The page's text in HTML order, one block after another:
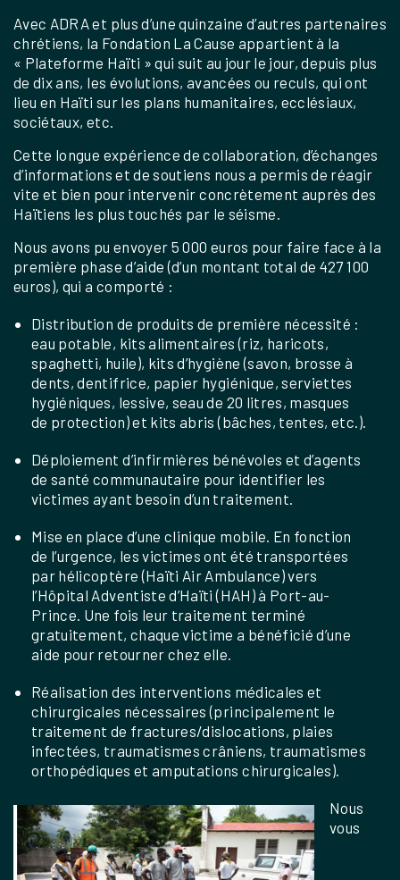
Avec ADRA et plus d’une quinzaine d’autres partenaires
chrétiens, la Fondation La Cause appartient à la
« Plateforme Haïti » qui suit au jour le jour, depuis plus
de dix ans, les évolutions, avancées ou reculs, qui ont
lieu en Haïti sur les plans humanitaires, ecclésiaux,
sociétaux, etc.
Cette longue expérience de collaboration, d’échanges
d’informations et de soutiens nous a permis de réagir
vite et bien pour intervenir concrètement auprès des
Haïtiens les plus touchés par le séisme.
Nous avons pu envoyer 5 000 euros pour faire face à la
première phase d’aide (d’un montant total de 427 100
euros), qui a comporté :
Distribution de produits de première nécessité :
eau potable, kits alimentaires (riz, haricots,
spaghetti, huile), kits d’hygiène (savon, brosse à
dents, dentifrice, papier hygiénique, serviettes
hygiéniques, lessive, seau de 20 litres, masques
de protection) et kits abris (bâches, tentes, etc.).
Déploiement d’infirmières bénévoles et d’agents
de santé communautaire pour identifier les
victimes ayant besoin d’un traitement.
Mise en place d’une clinique mobile. En fonction
de l’urgence, les victimes ont été transportées
par hélicoptère (Haïti Air Ambulance) vers
l’Hôpital Adventiste d’Haïti (HAH) à Port-au-
Prince. Une fois leur traitement terminé
gratuitement, chaque victime a bénéficié d’une
aide pour retourner chez elle.
Réalisation des interventions médicales et
chirurgicales nécessaires (principalement le
traitement de fractures/dislocations, plaies
infectées, traumatismes crâniens, traumatismes
orthopédiques et amputations chirurgicales).
Nous
vous